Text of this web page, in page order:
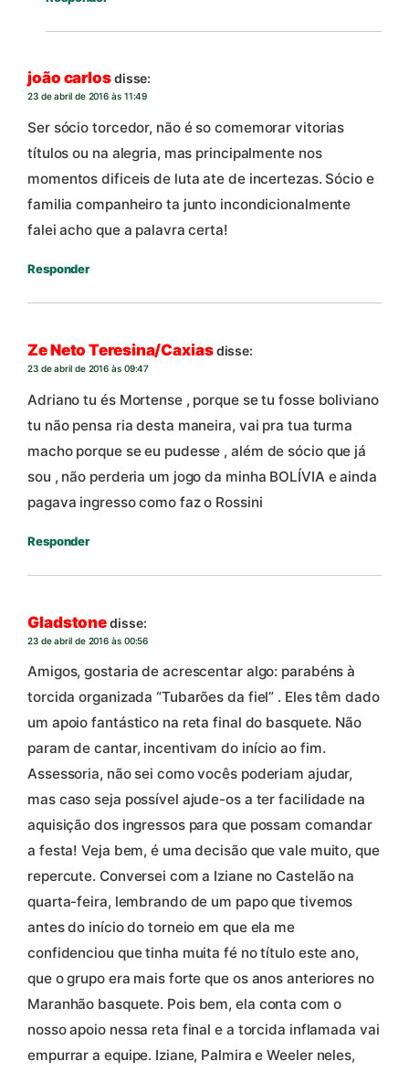
joão carlosdisse:
23 de abril de 2016 às 11:49
Ser sócio torcedor, não é so comemorar vitorias
títulos ou na alegria, mas principalmente nos
momentos dificeis de luta ate de incertezas. Sócio e
familia companheiro ta junto incondicionalmente
falei acho que a palavra certa!
Responder
Ze Neto Teresina/Caxiasdisse:
23 de abril de 2016 às 09:47
Adriano tu és Mortense , porque se tu fosse boliviano
tu não pensa ria desta maneira, vai pra tua turma
macho porque se eu pudesse , além de sócio que já
sou , não perderia um jogo da minha BOLÍVIA e ainda
pagava ingresso como faz o Rossini
Responder
Gladstonedisse:
23 de abril de 2016 às 00:56
Amigos, gostaria de acrescentar algo: parabéns à
torcida organizada “Tubarões da fiel” . Eles têm dado
um apoio fantástico na reta final do basquete. Não
param de cantar, incentivam do início ao fim.
Assessoria, não sei como vocês poderiam ajudar,
mas caso seja possível ajude-os a ter facilidade na
aquisição dos ingressos para que possam comandar
a festa! Veja bem, é uma decisão que vale muito, que
repercute. Conversei com a Iziane no Castelão na
quarta-feira, lembrando de um papo que tivemos
antes do início do torneio em que ela me
confidenciou que tinha muita fé no título este ano,
que o grupo era mais forte que os anos anteriores no
Maranhão basquete. Pois bem, ela conta com o
nosso apoio nessa reta final e a torcida inflamada vai
empurrar a equipe. Iziane, Palmira e Weeler neles,